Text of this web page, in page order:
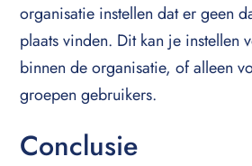
organisatie instellen dat er geen
plaats vinden. Dit kan je instellen
binnen de organisatie, of alleen
groepen gebruikers.
Conclusie